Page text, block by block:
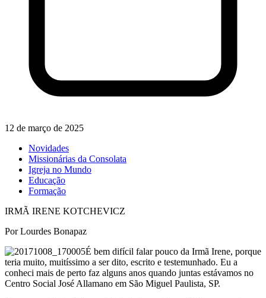
12 de março de 2025
Novidades
Missionárias da Consolata
Igreja no Mundo
Educação
Formação
IRMÃ IRENE KOTCHEVICZ
Por Lourdes Bonapaz
É bem difícil falar pouco da Irmã Irene, porque
teria muito, muitíssimo a ser dito, escrito e testemunhado. Eu a
conheci mais de perto faz alguns anos quando juntas estávamos no
Centro Social José Allamano em São Miguel Paulista, SP.